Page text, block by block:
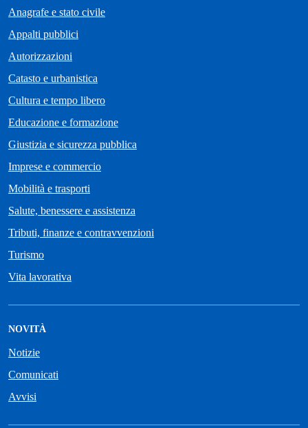
Anagrafe e stato civile
Appalti pubblici
Autorizzazioni
Catasto e urbanistica
Cultura e tempo libero
Educazione e formazione
Giustizia e sicurezza pubblica
Imprese e commercio
Mobilità e trasporti
Salute, benessere e assistenza
Tributi, finanze e contravvenzioni
Turismo
Vita lavorativa
NOVITÀ
Notizie
Comunicati
Avvisi